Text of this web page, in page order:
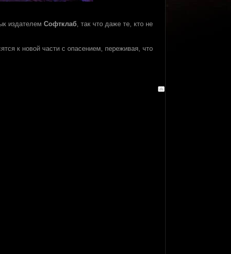
издателем Софтклаб, так что даже те, кто не
к новой части с опасением, переживая, что